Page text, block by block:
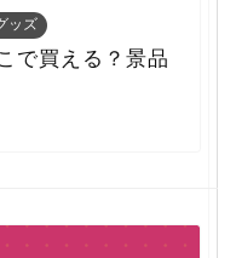
ッズ
で買える？景品